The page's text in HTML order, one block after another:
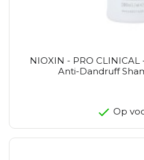
NIOXIN - PRO CLINICAL
Anti-Dandruff
Op